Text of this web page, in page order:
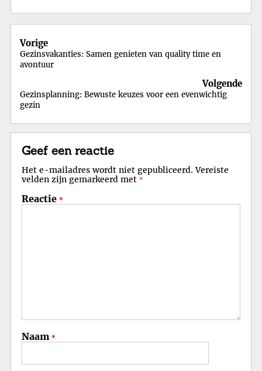
Berichtnavigatie
Vorige
Gezinsvakanties: Samen genieten van quality time en
avontuur
Volgende
Gezinsplanning: Bewuste keuzes voor een evenwichtig
gezin
Geef een reactie
Het e-mailadres wordt niet gepubliceerd. Vereiste
velden zijn gemarkeerd met *
Reactie *
Naam *